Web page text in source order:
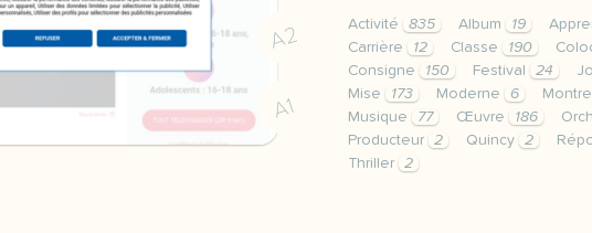
A2
A1
Activité 835 Album 19
Carrière
12 Classe 190
Consigne
150 Festival 24
Mise
173 Moderne 6
Musique
77 Œuvre 186
Producteur
2 Quincy 2
Thriller
2